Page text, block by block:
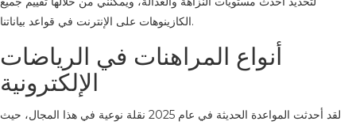
الكازينوهات على الإنترنت في قواعد بياناتنا.
أنواع المراهنات في الرياضات
الإلكترونية
لقد أحدثت المواعدة الحديثة في عام 2025 نقلة نوعية في هذا المجال، حيث